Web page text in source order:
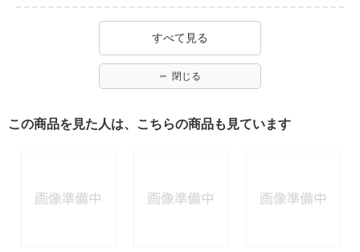
すべて見る
閉じる
この商品を見た人は、こちらの商品も見ています